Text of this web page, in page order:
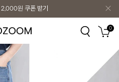
2,000원 쿠폰 받기
0